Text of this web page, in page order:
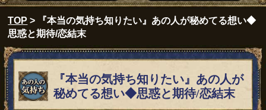
TOP > 『本当の気持ち知りたい』あの人が秘めてる想い◆
思惑と期待/恋結末
『本当の気持ち知りたい』あの人が
秘めてる想い◆思惑と期待/恋結末